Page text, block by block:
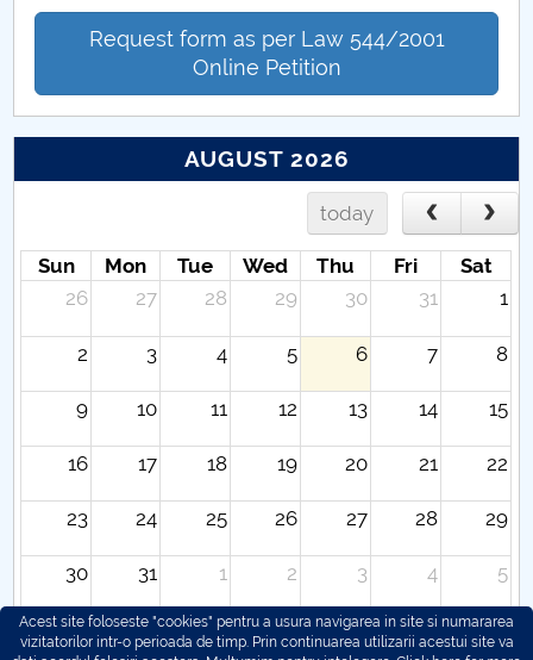
Request form as per Law 544/2001
Online Petition
AUGUST 2026
today
Sun Mon Tue Wed Thu Fri
Sat
26
27 28 29 30 31 1
2 3 4 5 6 7 8
9 10 11 12 13 14 15
16 17 18 19 20 21 22
23 24 25 26 27 28 29
30 31 1 2 3 4 5
Acest site foloseste "cookies" pentru a usura navigarea in site si numararea
vizitatorilor intr-o perioada de timp. Prin continuarea utilizarii acestui site va